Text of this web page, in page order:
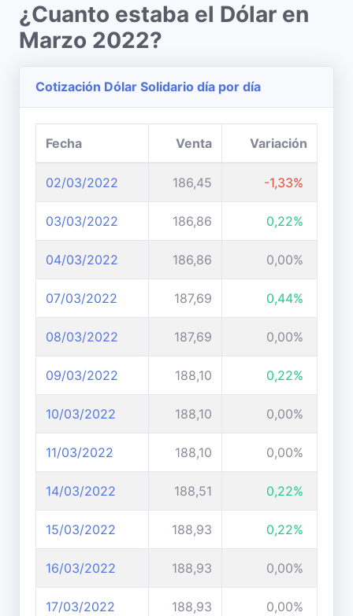
¿Cuanto estaba el Dólar en
Marzo 2022?
Cotización Dólar Solidario día por día
Fecha Venta Variación
02/03/2022 186,45 -1,33%
03/03/2022 186,86 0,22%
04/03/2022 186,86 0,00%
07/03/2022 187,69 0,44%
08/03/2022 187,69 0,00%
09/03/2022 188,10 0,22%
10/03/2022 188,10 0,00%
11/03/2022 188,10 0,00%
14/03/2022 188,51 0,22%
15/03/2022 188,93 0,22%
16/03/2022 188,93 0,00%
17/03/2022 188,93 0,00%